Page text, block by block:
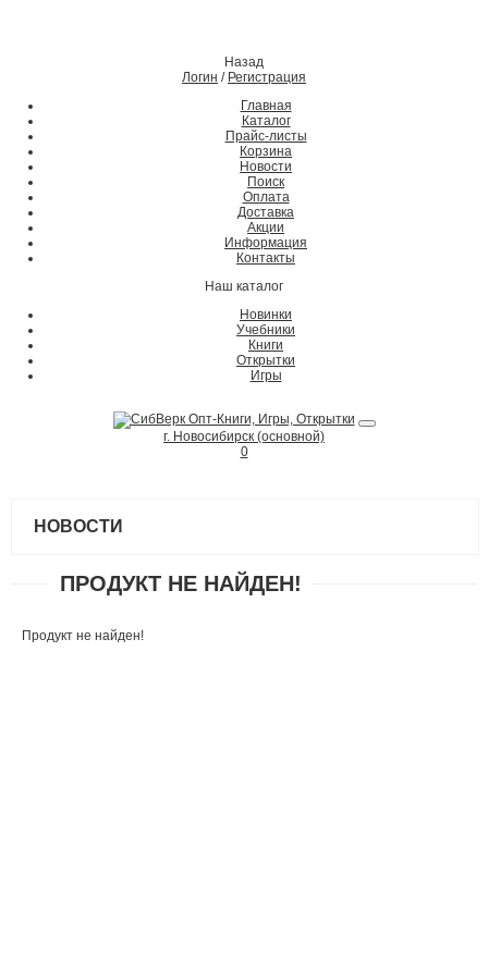
Назад
Логин / Регистрация
Главная
Каталог
Прайс-листы
Корзина
Новости
Поиск
Оплата
Доставка
Акции
Информация
Контакты
Наш каталог
Новинки
Учебники
Книги
Открытки
Игры
г. Новосибирск (основной)
0
НОВОСТИ
ПРОДУКТ НЕ НАЙДЕН!
Продукт не найден!